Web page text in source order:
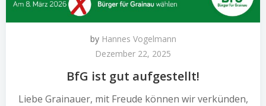
by Hannes Vogelmann
Dezember 22, 2025
BfG ist gut aufgestellt!
Liebe Grainauer, mit Freude können wir verkünden,